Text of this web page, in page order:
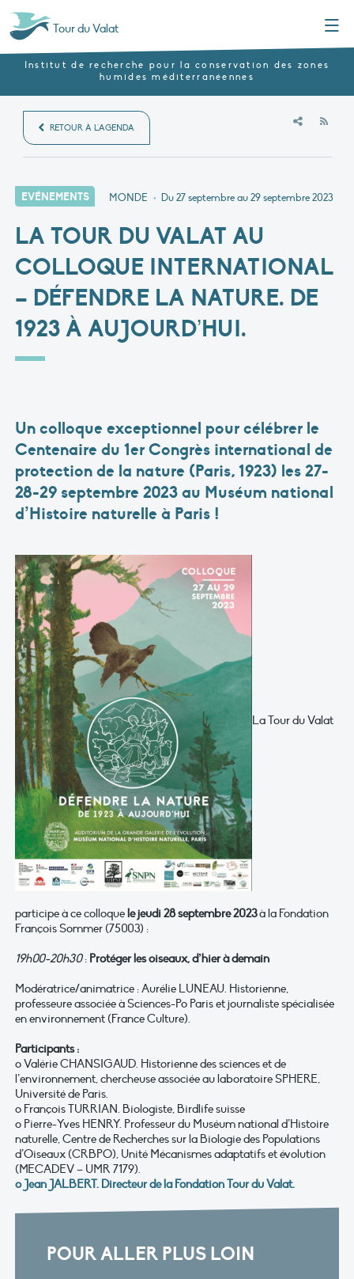
Tour du Valat
Institut de recherche pour la conservation des zones
humides méditerranéennes
RETOUR À L'AGENDA
EVÉNEMENTS MONDE • Du 27 septembre au 29 septembre 2023
LA TOUR DU VALAT AU
COLLOQUE INTERNATIONAL
– DÉFENDRE LA NATURE. DE
1923 À AUJOURD’HUI.
Un colloque exceptionnel pour célébrer le
Centenaire du 1er Congrès international de
protection de la nature (Paris, 1923) les 27-
28-29 septembre 2023 au Muséum national
d’Histoire naturelle à Paris !
La Tour du Valat
participe à ce colloque le jeudi 28 septembre 2023à la Fondation
François Sommer (75003) :
19h00-20h30: Protéger les oiseaux, d’hier à demain
Modératrice/animatrice : Aurélie LUNEAU. Historienne,
professeure associée à Sciences-Po Paris et journaliste spécialisée
en environnement (France Culture).
Participants :
o Valérie CHANSIGAUD. Historienne des sciences et de
l’environnement, chercheuse associée au laboratoire SPHERE,
Université de Paris.
o François TURRIAN. Biologiste, Birdlife suisse
o Pierre-Yves HENRY. Professeur du Muséum national d’Histoire
naturelle, Centre de Recherches sur la Biologie des Populations
d’Oiseaux (CRBPO), Unité Mécanismes adaptatifs et évolution
(MECADEV – UMR 7179).
o Jean JALBERT. Directeur de la Fondation Tour du Valat.
POUR ALLER PLUS LOIN